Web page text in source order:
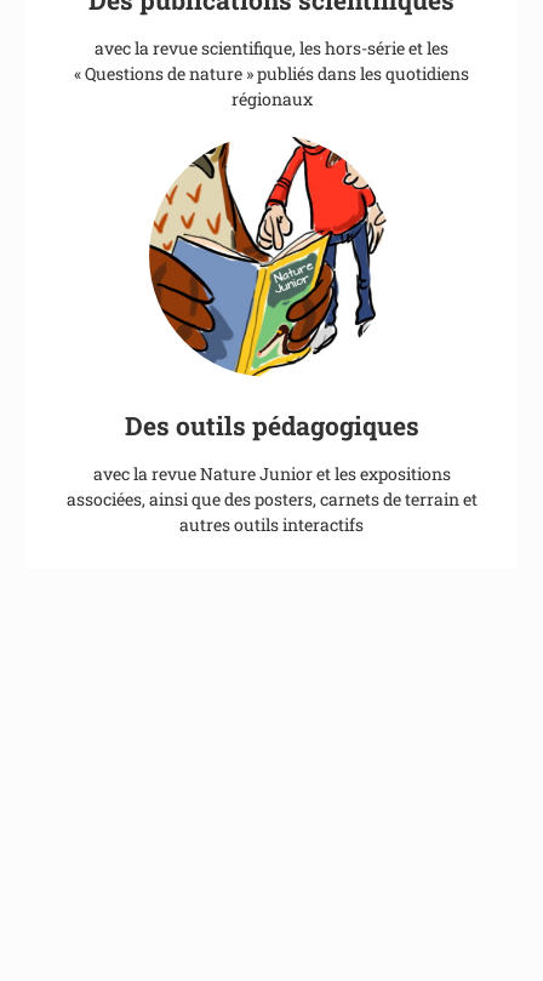
avec la revue scientifique, les hors-série et les
« Questions de nature » publiés dans les quotidiens
régionaux
Des outils pédagogiques
avec la revue Nature Junior et les expositions
associées, ainsi que des posters, carnets de terrain et
autres outils interactifs